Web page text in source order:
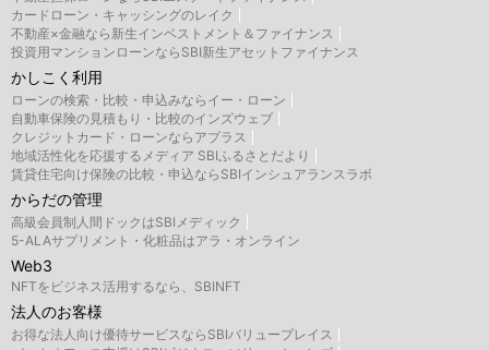
カードローン・キャッシングのレイク
不動産×金融なら新生インベストメント＆ファイナンス
投資用マンションローンならSBI新生アセットファイナンス
かしこく利用
ローンの検索・比較・申込みならイー・ローン
自動車保険の見積もり・比較のインズウェブ
クレジットカード・ローンならアプラス
地域活性化を応援するメディア SBIふるさとだより
賃貸住宅向け保険の比較・申込ならSBIインシュアランスラボ
からだの管理
高級会員制人間ドックはSBIメディック
5-ALAサプリメント・化粧品はアラ・オンライン
Web3
NFTをビジネス活用するなら、SBINFT
法人のお客様
お得な法人向け優待サービスならSBIバリュープレイス